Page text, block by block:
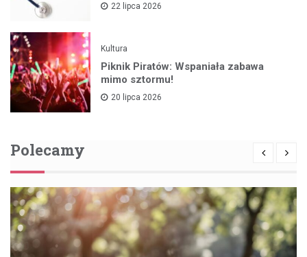
22 lipca 2026
Kultura
Piknik Piratów: Wspaniała zabawa
mimo sztormu!
20 lipca 2026
Polecamy